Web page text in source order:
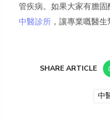
管疾病。如果大家有膽
中醫診所 ，讓專業嘅醫生
SHARE ARTICLE
中